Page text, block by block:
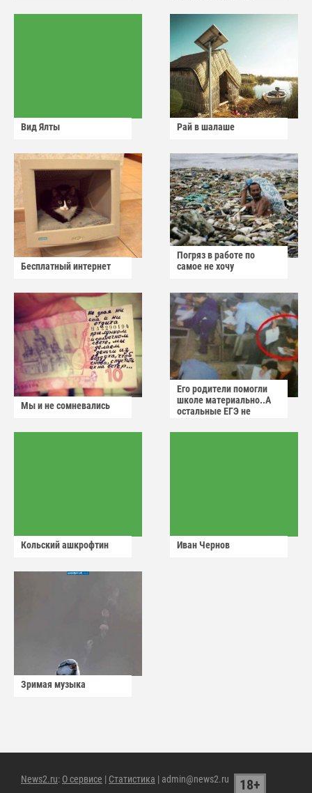
Вид Ялты Рай в шалаше
Бесплатный интернет
Погряз в работе по
самое не хочу
Мы и не сомневались
Его родители помогли
школе материально..А
остальные ЕГЭ не
Кольский ашкрофтин Иван Чернов
Зримая музыка
News2.ru: О сервисе | Статистика | admin@news2.ru 18+